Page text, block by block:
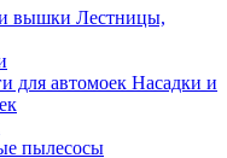
Лестницы,
Насадки и